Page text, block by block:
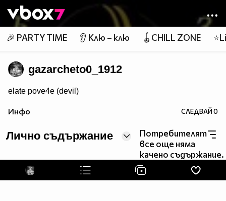
👾
🎉 PARTY TIME 👂 Клю – клю 🪀CHILL ZONE
gazarcheto0_1912
elate pove4e (devil)
Инфо СЛЕДВАЙ0
Лично съдържание
Потребителят
все още няма
качено съдържание.